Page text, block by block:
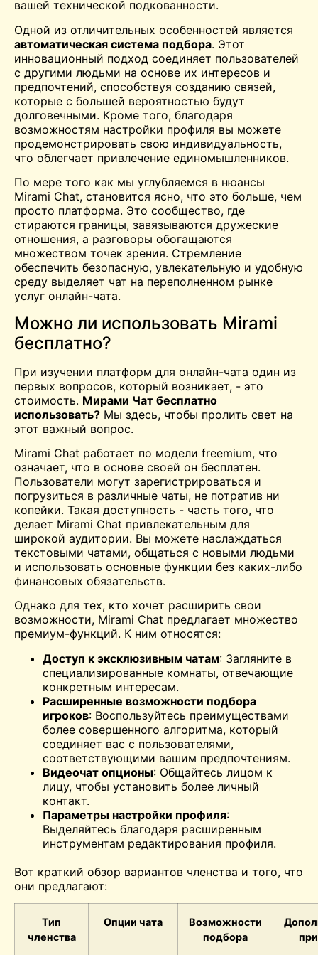
вашей технической подкованности.
Одной из отличительных особенностей является
автоматическая система подбора. Этот
инновационный подход соединяет пользователей
с другими людьми на основе их интересов и
предпочтений, способствуя созданию связей,
которые с большей вероятностью будут
долговечными. Кроме того, благодаря
возможностям настройки профиля вы можете
продемонстрировать свою индивидуальность,
что облегчает привлечение единомышленников.
По мере того как мы углубляемся в нюансы
Mirami Chat, становится ясно, что это больше, чем
просто платформа. Это сообщество, где
стираются границы, завязываются дружеские
отношения, а разговоры обогащаются
множеством точек зрения. Стремление
обеспечить безопасную, увлекательную и удобную
среду выделяет чат на переполненном рынке
услуг онлайн-чата.
Можно ли использовать Mirami
бесплатно?
При изучении платформ для онлайн-чата один из
первых вопросов, который возникает, - это
стоимость. Мирами Чат бесплатно
использовать? Мы здесь, чтобы пролить свет на
этот важный вопрос.
Mirami Chat работает по модели freemium, что
означает, что в основе своей он бесплатен.
Пользователи могут зарегистрироваться и
погрузиться в различные чаты, не потратив ни
копейки. Такая доступность - часть того, что
делает Mirami Chat привлекательным для
широкой аудитории. Вы можете наслаждаться
текстовыми чатами, общаться с новыми людьми
и использовать основные функции без каких-либо
финансовых обязательств.
Однако для тех, кто хочет расширить свои
возможности, Mirami Chat предлагает множество
премиум-функций. К ним относятся:
Доступ к эксклюзивным чатам: Загляните в
специализированные комнаты, отвечающие
конкретным интересам.
Расширенные возможности подбора
игроков: Воспользуйтесь преимуществами
более совершенного алгоритма, который
соединяет вас с пользователями,
соответствующими вашим предпочтениям.
Видеочат опционы: Общайтесь лицом к
лицу, чтобы установить более личный
контакт.
Параметры настройки профиля:
Выделяйтесь благодаря расширенным
инструментам редактирования профиля.
Вот краткий обзор вариантов членства и того, что
они предлагают:
Тип
членства
Опции чата
Возможности
подбора